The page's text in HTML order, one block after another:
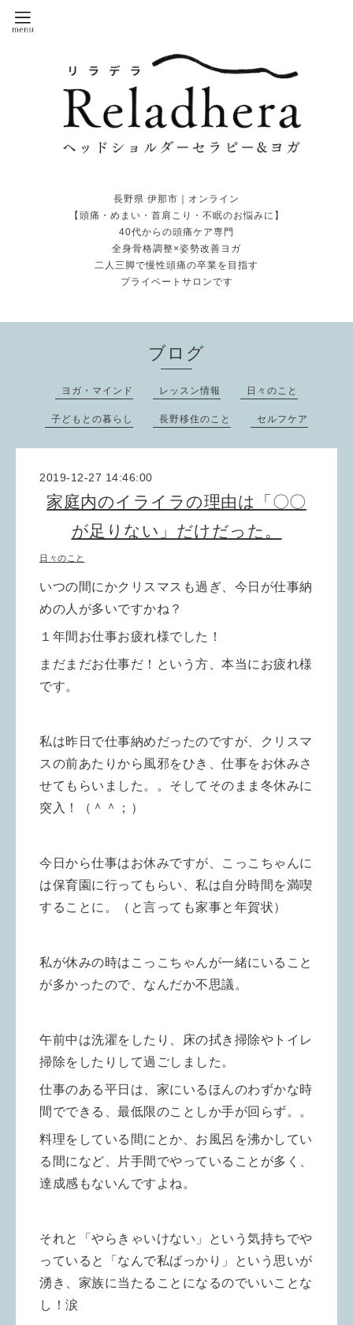
長野県 伊那市｜オンライン
【頭痛・めまい・首肩こり・不眠のお悩みに】
40代からの頭痛ケア専門
全身骨格調整×姿勢改善ヨガ
二人三脚で慢性頭痛の卒業を目指す
プライベートサロンです
ブログ
ヨガ・マインド レッスン情報 日々のこと
子どもとの暮らし 長野移住のこと セルフケア
2019-12-27 14:46:00
家庭内のイライラの理由は「〇〇
が足りない」だけだった。
日々のこと
いつの間にかクリスマスも過ぎ、今日が仕事納
めの人が多いですかね？
１年間お仕事お疲れ様でした！
まだまだお仕事だ！という方、本当にお疲れ様
です。
私は昨日で仕事納めだったのですが、クリスマ
スの前あたりから風邪をひき、仕事をお休みさ
せてもらいました。。そしてそのまま冬休みに
突入！（＾＾；）
今日から仕事はお休みですが、こっこちゃんに
は保育園に行ってもらい、私は自分時間を満喫
することに。（と言っても家事と年賀状）
私が休みの時はこっこちゃんが一緒にいること
が多かったので、なんだか不思議。
午前中は洗濯をしたり、床の拭き掃除やトイレ
掃除をしたりして過ごしました。
仕事のある平日は、家にいるほんのわずかな時
間でできる、最低限のことしか手が回らず。。
料理をしている間にとか、お風呂を沸かしてい
る間になど、片手間でやっていることが多く、
達成感もないんですよね。
それと「やらきゃいけない」という気持ちでや
っていると「なんで私ばっかり」という思いが
湧き、家族に当たることになるのでいいことな
し！涙